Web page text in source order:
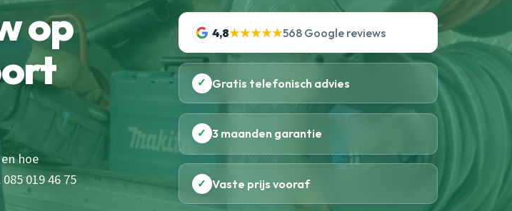
op
hoe
019 46 75
4,8★★★★★568 Google reviews
✓ Gratis telefonisch advies
✓ 3 maanden garantie
✓ Vaste prijs vooraf